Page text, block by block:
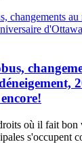
où il fait bon
s'occupent